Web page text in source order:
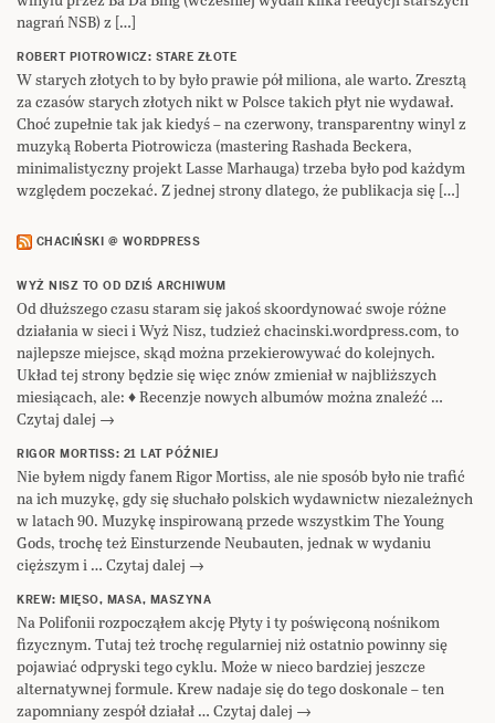
nagrań NSB) z […]
ROBERT PIOTROWICZ: STARE ZŁOTE
W starych złotych to by było prawie pół miliona, ale warto. Zresztą
za czasów starych złotych nikt w Polsce takich płyt nie wydawał.
Choć zupełnie tak jak kiedyś – na czerwony, transparentny winyl z
muzyką Roberta Piotrowicza (mastering Rashada Beckera,
minimalistyczny projekt Lasse Marhauga) trzeba było pod każdym
względem poczekać. Z jednej strony dlatego, że publikacja się […]
CHACIŃSKI @ WORDPRESS
WYŻ NISZ TO OD DZIŚ ARCHIWUM
Od dłuższego czasu staram się jakoś skoordynować swoje różne
działania w sieci i Wyż Nisz, tudzież chacinski.wordpress.com, to
najlepsze miejsce, skąd można przekierowywać do kolejnych.
Układ tej strony będzie się więc znów zmieniał w najbliższych
miesiącach, ale: ♦ Recenzje nowych albumów można znaleźć …
Czytaj dalej →
RIGOR MORTISS: 21 LAT PÓŹNIEJ
Nie byłem nigdy fanem Rigor Mortiss, ale nie sposób było nie trafić
na ich muzykę, gdy się słuchało polskich wydawnictw niezależnych
w latach 90. Muzykę inspirowaną przede wszystkim The Young
Gods, trochę też Einsturzende Neubauten, jednak w wydaniu
cięższym i … Czytaj dalej →
KREW: MIĘSO, MASA, MASZYNA
Na Polifonii rozpocząłem akcję Płyty i ty poświęconą nośnikom
fizycznym. Tutaj też trochę regularniej niż ostatnio powinny się
pojawiać odpryski tego cyklu. Może w nieco bardziej jeszcze
alternatywnej formule. Krew nadaje się do tego doskonale – ten
zapomniany zespół działał … Czytaj dalej →